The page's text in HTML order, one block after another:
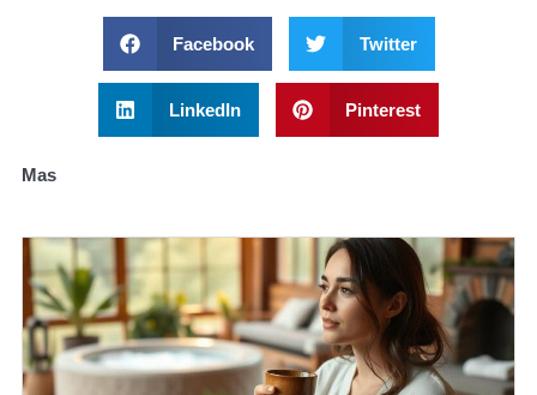
Facebook Twitter
LinkedIn Pinterest
Mas